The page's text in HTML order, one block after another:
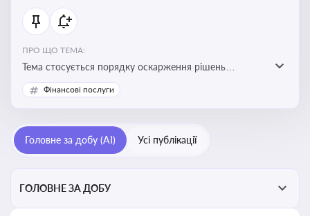
ПРО ЩО ТЕМА:
Тема стосується порядку оскарження рішень
податкових органів, що виникають внаслідок
податкових перевірок, та механізмів захисту прав
Фінансові послуги
Головне за добу (AI) Усі публікації
ГОЛОВНЕ ЗА ДОБУ